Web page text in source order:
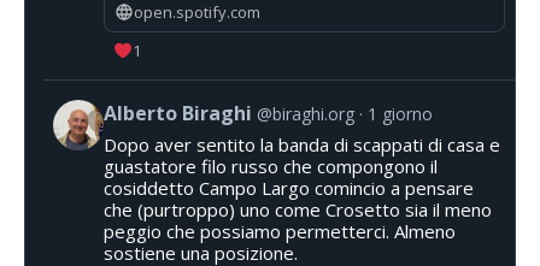
open.spotify.com
1
Alberto Biraghi @biraghi.org 1 giorno
Dopo aver sentito la banda di scappati di casa e
guastatore filo russo che compongono il
cosiddetto Campo Largo comincio a pensare
che (purtroppo) uno come Crosetto sia il meno
peggio che possiamo permetterci. Almeno
sostiene una posizione.